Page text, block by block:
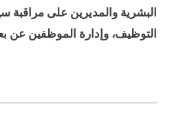
البشرية والمديرين على مراقبة
التوظيف، وإدارة الموظفين عن